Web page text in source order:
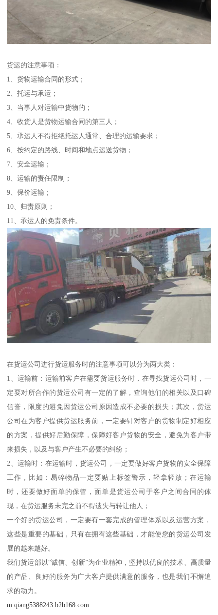
货运的注意事项：
1、货物运输合同的形式；
2、托运与承运；
3、当事人对运输中货物的；
4、收货人是货物运输合同的第三人；
5、承运人不得拒绝托运人通常、合理的运输要求；
6、按约定的路线、时间和地点运送货物；
7、安全运输；
8、运输的责任限制；
9、保价运输；
10、归责原则；
11、承运人的免责条件。
在货运公司进行货运服务时的注意事项可以分为两大类：
1、运输前：运输前客户在需要货运服务时，在寻找货运公司时，一
定要对所合作的货运公司有一定的了解，查询他们的相关以及口碑
信誉，限度的避免因货运公司原因造成不必要的损失；其次，货运
公司在为客户提供货运服务前，一定要针对客户的货物制定好相应
的方案，提供好后勤保障，保障好客户货物的安全，避免为客户带
来损失，以及与客户产生不必要的纠纷；
2、运输时：在运输时，货运公司，一定要做好客户货物的安全保障
工作，比如：易碎物品一定要贴上标签警示，轻拿轻放；在运输
时，还要做好面单的保管，面单是货运公司于客户之间合同的体
现，在货运服务未完之前不得遗失与转让他人；
一个好的货运公司，一定要有一套完成的管理体系以及运营方案，
这些是重要的基础，只有在拥有这些基础，才能使您的货运公司发
展的越来越好。
我们货运部以“诚信、创新”为企业精神，坚持以优良的技术、高质量
的产品、良好的服务为广大客户提供满意的服务，也是我们不懈追
求的动力。
m.qiang5388243.b2b168.com